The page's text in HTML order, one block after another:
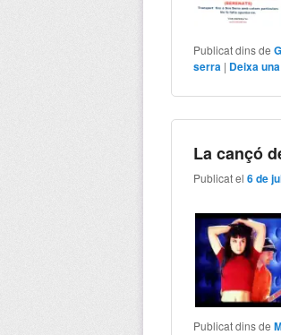
Publicat dins de
serra | Deixa
La cançó
Publicat el6 de
Publicat dins de